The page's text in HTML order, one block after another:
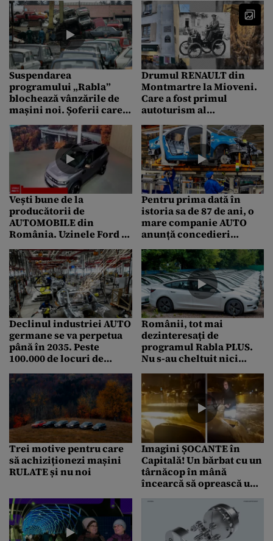
amână pe termen
nedeterminat
Suspendarea
programului „Rabla”
blochează vânzările de
mașini noi. Șoferii care
furioși
Drumul RENAULT din
Montmartre la Mioveni.
Care a fost primul
autoturism al
fabricat în urmă cu 126
de ani
Vești bune de la
producătorii de
AUTOMOBILE din
România. Uzinele Ford și
noi modele hibride și
electrice
Pentru prima dată în
istoria sa de 87 de ani, o
mare companie AUTO
anunță concedieri
uzinelor. România va fi
grav afectată
Declinul industriei AUTO
germane se va perpetua
până în 2035. Peste
100.000 de locuri de
Românii, tot mai
dezinteresați de
programul Rabla PLUS.
Nu s-au cheltuit nici
alocați persoanelor
fizice
Trei motive pentru care
să achiziționezi mașini
RULATE și nu noi
Imagini ȘOCANTE în
Capitală! Un bărbat cu un
târnăcop în mână
încearcă să oprească un
printr-o zonă inundată